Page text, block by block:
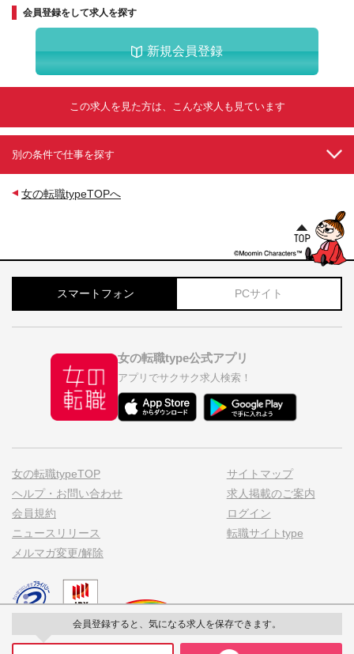
会員登録すると、気になる求人を保存できます。
会員登録をして求人を探す
新規会員登録
この求人を見た方は、こんな求人も見ています
別の条件で仕事を探す
女の転職typeTOPへ
スマートフォン PCサイト
女の転職type公式アプリ
アプリでサクサク求人検索！
女の転職typeTOP
ヘルプ・お問い合わせ
会員規約
ニュースリリース
メルマガ変更/解除
サイトマップ
求人掲載のご案内
ログイン
転職サイトtype
私たちはポジティブアクションを応援しています